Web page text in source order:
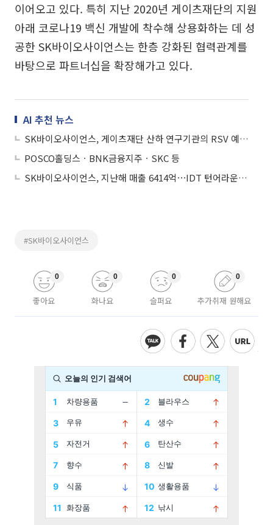
이어오고 있다. 특히 지난 2020년 게이츠재단의 지원
아래 코로나19 백신 개발에 착수해 상용화하는 데 성
공한 SK바이오사이언스는 한층 강화된 협력관계를
바탕으로 파트너십을 확장해가고 있다.
AI 추천 뉴스
SK바이오사이언스, 게이츠재단 산하 연구기관의 RSV 예방항체 기술 도입
POSCO홀딩스ㆍBNK금융지주ㆍSKC 등
SK바이오사이언스, 지난해 매출 6414억⋯IDT 턴어라운드 성공
#SK바이오사이언스
좋아요
0
화나요
0
슬퍼요
0
추가취재 원해요
0